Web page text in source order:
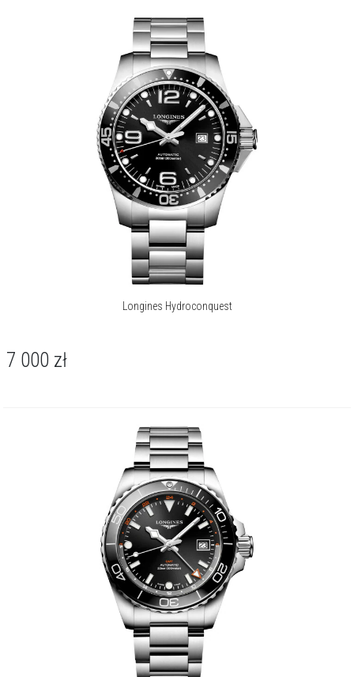
Manufaktura zegarmistrzowska Longines z siedzibą w szwajcarskim
Saint-Imier od 1832 roku, legitymuje się ekspercką wiedzą
przesiąkniętą tradycją, elegancją i wydajnością.
Poprzez wielopokoleniowe doświadczenia w roli oficjalnego
chronometrażysty imprez o randze mistrzostw świata oraz jako
partner międzynarodowych federacji sportowych, Longines nawiązał
silne i długotrwałe relacje ze światem sportu.
Marka słynąca z wyjątkowej elegancji swoich czasomierzy jest
członkiem Swatch Group Ltd., wiodącego producenta zegarków na
Korzystający z emblematu uskrzydlonej klepsydry Longines jest
obecny w ponad 150 krajach na całym świecie.
Longines Hydroconquest
7 000 zł